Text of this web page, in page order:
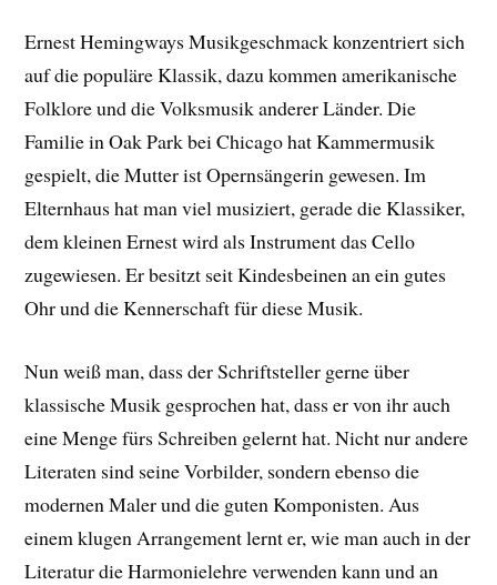
Ernest Hemingways Musikgeschmack konzentriert sich
auf die populäre Klassik, dazu kommen amerikanische
Folklore und die Volksmusik anderer Länder. Die
Familie in Oak Park bei Chicago hat Kammermusik
gespielt, die Mutter ist Opernsängerin gewesen. Im
Elternhaus hat man viel musiziert, gerade die Klassiker,
dem kleinen Ernest wird als Instrument das Cello
zugewiesen. Er besitzt seit Kindesbeinen an ein gutes
Ohr und die Kennerschaft für diese Musik.
Nun weiß man, dass der Schriftsteller gerne über
klassische Musik gesprochen hat, dass er von ihr auch
eine Menge fürs Schreiben gelernt hat. Nicht nur andere
Literaten sind seine Vorbilder, sondern ebenso die
modernen Maler und die guten Komponisten. Aus
einem klugen Arrangement lernt er, wie man auch in der
Literatur die Harmonielehre verwenden kann und an